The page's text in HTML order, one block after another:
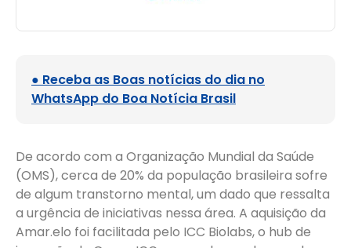
● Receba as Boas notícias do dia no
WhatsApp do Boa Notícia Brasil
De acordo com a Organização Mundial da Saúde
(OMS), cerca de 20% da população brasileira sofre
de algum transtorno mental, um dado que ressalta
a urgência de iniciativas nessa área. A aquisição da
Amar.elo foi facilitada pelo ICC Biolabs, o hub de